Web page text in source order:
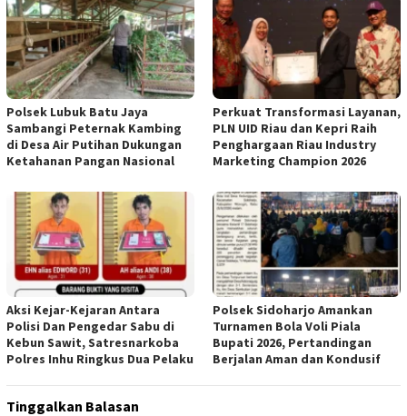
Polsek Lubuk Batu Jaya
Sambangi Peternak Kambing
di Desa Air Putihan Dukungan
Ketahanan Pangan Nasional
Perkuat Transformasi Layanan,
PLN UID Riau dan Kepri Raih
Penghargaan Riau Industry
Marketing Champion 2026
Aksi Kejar-Kejaran Antara
Polisi Dan Pengedar Sabu di
Kebun Sawit, Satresnarkoba
Polres Inhu Ringkus Dua Pelaku
Polsek Sidoharjo Amankan
Turnamen Bola Voli Piala
Bupati 2026, Pertandingan
Berjalan Aman dan Kondusif
Tinggalkan Balasan